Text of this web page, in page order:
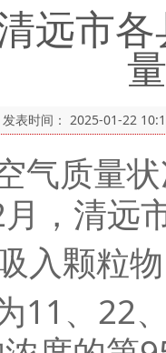
远市
发表时间： 2025-01-22
质量状
清远
入颗粒
11、22